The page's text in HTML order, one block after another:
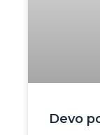
Devo